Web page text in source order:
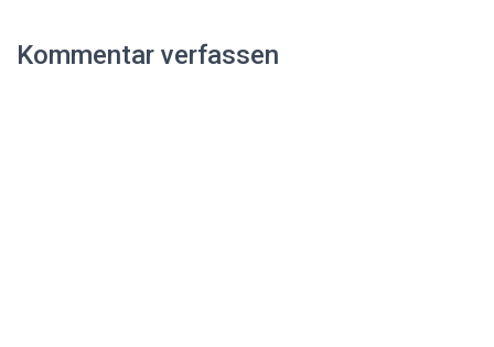
Kommentar verfassen